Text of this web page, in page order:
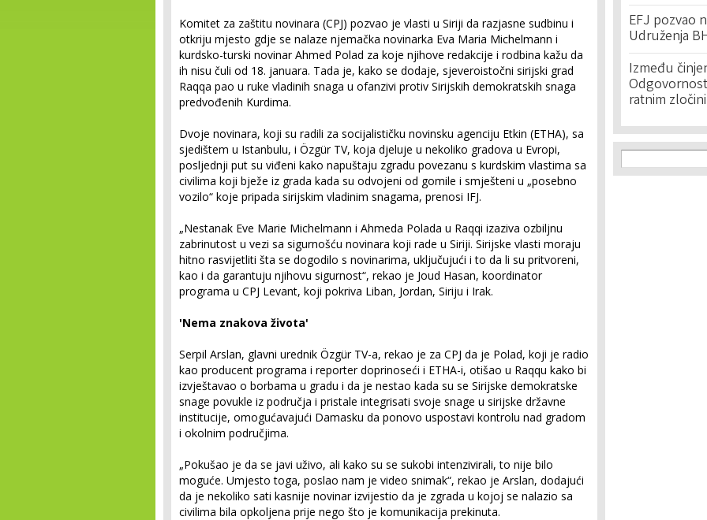
Komitet za zaštitu novinara (CPJ) pozvao je vlasti u Siriji da razjasne sudbinu i
otkriju mjesto gdje se nalaze njemačka novinarka Eva Maria Michelmann i
kurdsko-turski novinar Ahmed Polad za koje njihove redakcije i rodbina kažu da
ih nisu čuli od 18. januara. Tada je, kako se dodaje, sjeveroistočni sirijski grad
Raqqa pao u ruke vladinih snaga u ofanzivi protiv Sirijskih demokratskih snaga
predvođenih Kurdima.
Dvoje novinara, koji su radili za socijalističku novinsku agenciju Etkin (ETHA), sa
sjedištem u Istanbulu, i Özgür TV, koja djeluje u nekoliko gradova u Evropi,
posljednji put su viđeni kako napuštaju zgradu povezanu s kurdskim vlastima sa
civilima koji bježe iz grada kada su odvojeni od gomile i smješteni u „posebno
vozilo“ koje pripada sirijskim vladinim snagama, prenosi IFJ.
„Nestanak Eve Marie Michelmann i Ahmeda Polada u Raqqi izaziva ozbiljnu
zabrinutost u vezi sa sigurnošću novinara koji rade u Siriji. Sirijske vlasti moraju
hitno rasvijetliti šta se dogodilo s novinarima, uključujući i to da li su pritvoreni,
kao i da garantuju njihovu sigurnost“, rekao je Joud Hasan, koordinator
programa u CPJ Levant, koji pokriva Liban, Jordan, Siriju i Irak.
'Nema znakova života'
Serpil Arslan, glavni urednik Özgür TV-a, rekao je za CPJ da je Polad, koji je radio
kao producent programa i reporter doprinoseći i ETHA-i, otišao u Raqqu kako bi
izvještavao o borbama u gradu i da je nestao kada su se Sirijske demokratske
snage povukle iz područja i pristale integrisati svoje snage u sirijske državne
institucije, omogućavajući Damasku da ponovo uspostavi kontrolu nad gradom
i okolnim područjima.
„Pokušao je da se javi uživo, ali kako su se sukobi intenzivirali, to nije bilo
moguće. Umjesto toga, poslao nam je video snimak“, rekao je Arslan, dodajući
da je nekoliko sati kasnije novinar izvijestio da je zgrada u kojoj se nalazio sa
civilima bila opkoljena prije nego što je komunikacija prekinuta.
EFJ pozvao
Udruženja
Između
ratnim
Search
Search